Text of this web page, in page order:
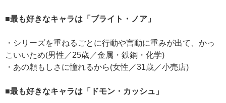
■最も好きなキャラは「ブライト・ノア」
・シリーズを重ねるごとに行動や言動に重みが出て、かっ
こいいため(男性／25歳／金属・鉄鋼・化学)
・あの頼もしさに憧れるから(女性／31歳／小売店)
■最も好きなキャラは「ドモン・カッシュ」